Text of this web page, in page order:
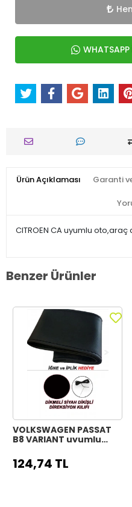
WHATSAPP
Ürün Açıklaması Garanti
CITROEN CA uyumlu oto,araç
Benzer Ürünler
VOLKSWAGEN PASSAT
B8 VARIANT uyumlu
direksiyon kılıfı siyah
dikiş
124,74 TL